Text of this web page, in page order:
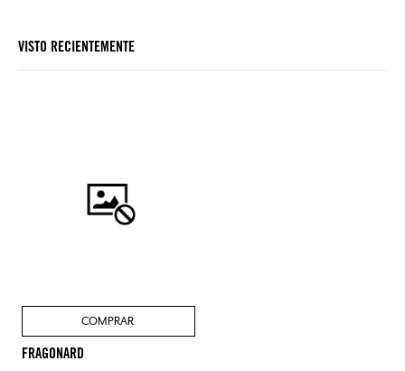
VISTO RECIENTEMENTE
COMPRAR
FRAGONARD